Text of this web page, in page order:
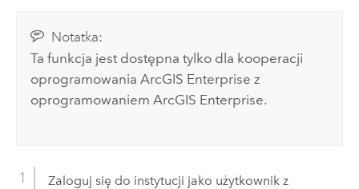
Notatka:
Ta funkcja jest dostępna tylko dla kooperacji
oprogramowaniaArcGIS Enterprise z
oprogramowaniemArcGIS Enterprise.
Zaloguj się do instytucji jako użytkownik z